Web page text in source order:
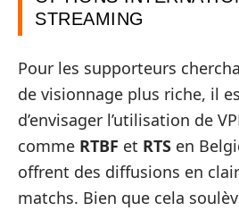
STREAMING
Pour les supporteurs
de visionnage plus riche, il
d’envisager l’utilisation de
comme RTBF et RTS en
offrent des diffusions en
matchs. Bien que cela